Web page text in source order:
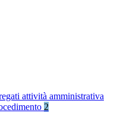
attività amministrativa
2